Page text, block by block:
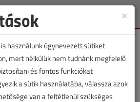
Toggle
×
használunk úgynevezett sütiket
mert nélkülük nem tudnánk megfelelő
és fontos funkciókat
a sütik használatába, válassza azok
van a feltétlenül szükséges